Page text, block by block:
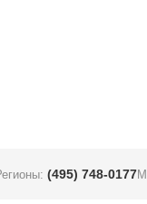
(495) 748-0177